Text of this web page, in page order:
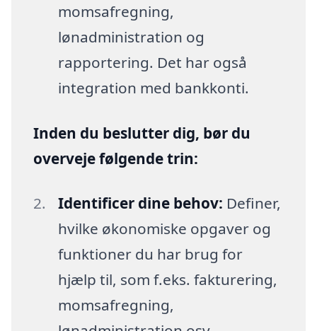
momsafregning,
lønadministration og
rapportering. Det har også
integration med bankkonti.
Inden du beslutter dig, bør du
overveje følgende trin:
Identificer dine behov: Definer,
hvilke økonomiske opgaver og
funktioner du har brug for
hjælp til, som f.eks. fakturering,
momsafregning,